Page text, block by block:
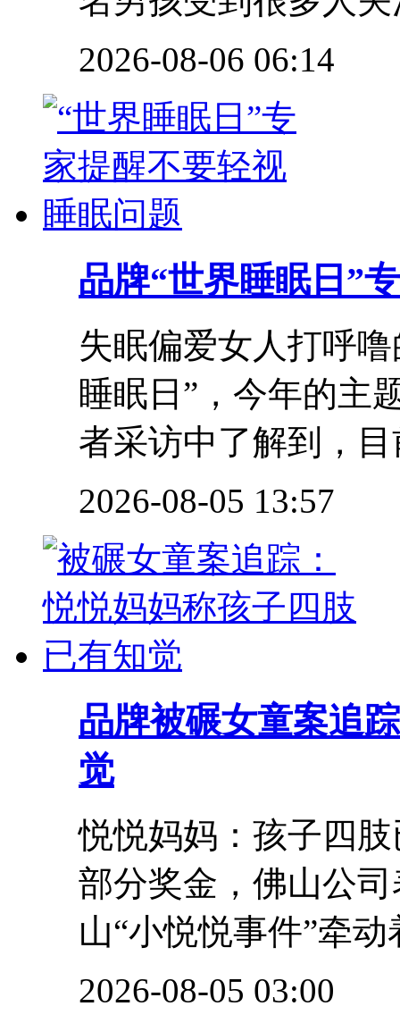
2026-08-06 06:14
品牌“世界睡眠日”
失眠偏爱女人打呼
睡眠日”，今年的主
者采访中了解到，
2026-08-05 13:57
品牌被碾女童案追
觉
悦悦妈妈：孩子四
部分奖金，佛山公
山“小悦悦事件”牵
2026-08-05 03:00